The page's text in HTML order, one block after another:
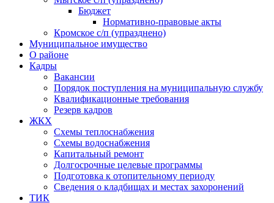
Бюджет
Нормативно-правовые акты
Кромское с/п (упразднено)
Муниципальное имущество
О районе
Кадры
Вакансии
Порядок поступления на муниципальную службу
Квалификационные требования
Резерв кадров
ЖКХ
Схемы теплоснабжения
Схемы водоснабжения
Капитальный ремонт
Долгосрочные целевые программы
Подготовка к отопительному периоду
Сведения о кладбищах и местах захоронений
ТИК